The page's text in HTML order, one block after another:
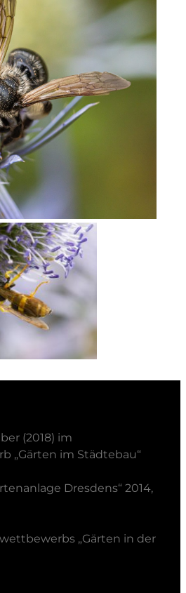
(2018) im
„Gärten im Städtebau“
Dresdens“ 2014,
„Gärten in der